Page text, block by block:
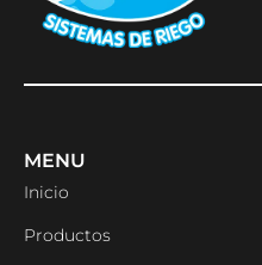
MENU
Inicio
Productos